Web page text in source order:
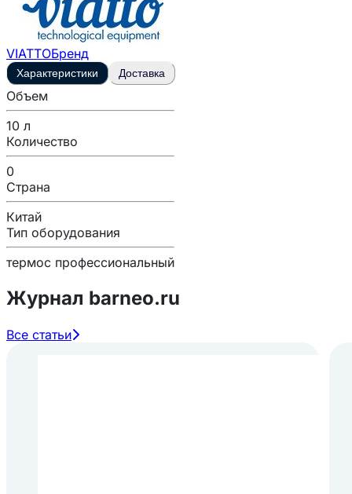
VIATTOБренд
Характеристики Доставка
Объем
10 л
Количество
0
Страна
Китай
Тип оборудования
термос профессиональный
Журнал barneo.ru
Все статьи